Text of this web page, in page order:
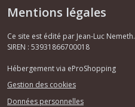
Mentions légales
Ce site est édité par Jean-Luc Nemeth.
SIREN : 53931866700018
Hébergement via eProShopping
Gestion des cookies
Données personnelles